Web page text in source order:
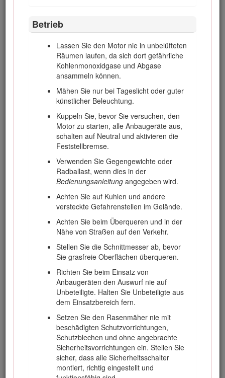
Betrieb
Lassen Sie den Motor nie in unbelüfteten
Räumen laufen, da sich dort gefährliche
Kohlenmonoxidgase und Abgase
ansammeln können.
Mähen Sie nur bei Tageslicht oder guter
künstlicher Beleuchtung.
Kuppeln Sie, bevor Sie versuchen, den
Motor zu starten, alle Anbaugeräte aus,
schalten auf Neutral und aktivieren die
Feststellbremse.
Verwenden Sie Gegengewichte oder
Radballast, wenn dies in der
Bedienungsanleitung angegeben wird.
Achten Sie auf Kuhlen und andere
versteckte Gefahrenstellen im Gelände.
Achten Sie beim Überqueren und in der
Nähe von Straßen auf den Verkehr.
Stellen Sie die Schnittmesser ab, bevor
Sie grasfreie Oberflächen überqueren.
Richten Sie beim Einsatz von
Anbaugeräten den Auswurf nie auf
Unbeteiligte. Halten Sie Unbeteiligte aus
dem Einsatzbereich fern.
Setzen Sie den Rasenmäher nie mit
beschädigten Schutzvorrichtungen,
Schutzblechen und ohne angebrachte
Sicherheitsvorrichtungen ein. Stellen Sie
sicher, dass alle Sicherheitsschalter
montiert, richtig eingestellt und
Vorbereitung
Tragen Sie beim Mähen immer rutschfeste
Arbeitsschuhe, lange Hosen, eine
Schutzbrille und einen Gehörschutz.
Untersuchen Sie den Arbeitsbereich der
Maschine gründlich und entfernen Sie alle
Gegenstände, die von der Maschine
aufgeworfen werden könnten.
Tauschen Sie defekte Schalldämpfer bzw.
Auspuffe aus.
Begutachten Sie das Gelände, um das
notwendige Zubehör und die Anbaugeräte
zu bestimmen, die zur korrekten und
sicheren Durchführung der Arbeit
erforderlich sind. Verwenden Sie nur vom
Hersteller zugelassenes Zubehör und
zugelassene Anbaugeräte.
Prüfen Sie, ob die Sitzkontaktschalter,
Sicherheitsschalter und Schutzbleche
vorhanden sind und einwandfrei
funktionieren. Nehmen Sie die Maschine nur
in Betrieb, wenn diese richtig funktionieren.
Sicherer Umgang mit Kraftstoff
Passen Sie beim Umfang mit Kraftstoff
besonders auf, um Körperverletzungen oder
Sachschäden zu vermeiden. Dieselkraftstoff